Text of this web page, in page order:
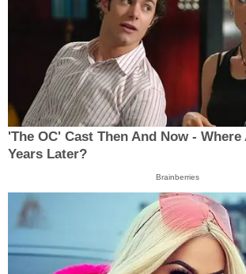
'The OC' Cast Then And Now - Where
Years Later?
Brainberries